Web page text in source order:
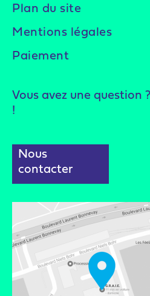
Plan du site
Mentions légales
Paiement
Vous avez une question
!
Nous
contacter